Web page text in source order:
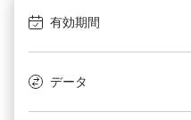
有効期間
データ